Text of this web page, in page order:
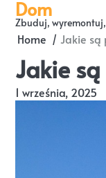
Skip
content
Dom
Zbuduj,
Home Jakie są
Jakie
1 września, 2025